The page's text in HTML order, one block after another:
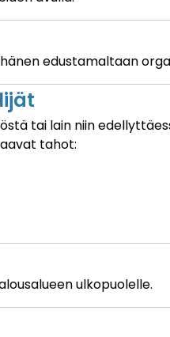
edustamaltaan
tai lain niin
tahot:
ulkopuolelle.